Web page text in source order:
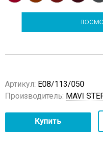
Артикул: E08/113/050
Производитель: MAVI
Купить